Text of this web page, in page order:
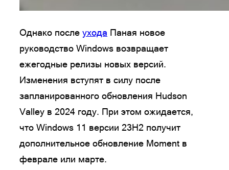
Однако после ухода Паная новое
руководство Windows возвращает
ежегодные релизы новых версий.
Изменения вступят в силу после
запланированного обновления Hudson
Valley в 2024 году. При этом ожидается,
что Windows 11 версии 23H2 получит
дополнительное обновление Moment в
феврале или марте.